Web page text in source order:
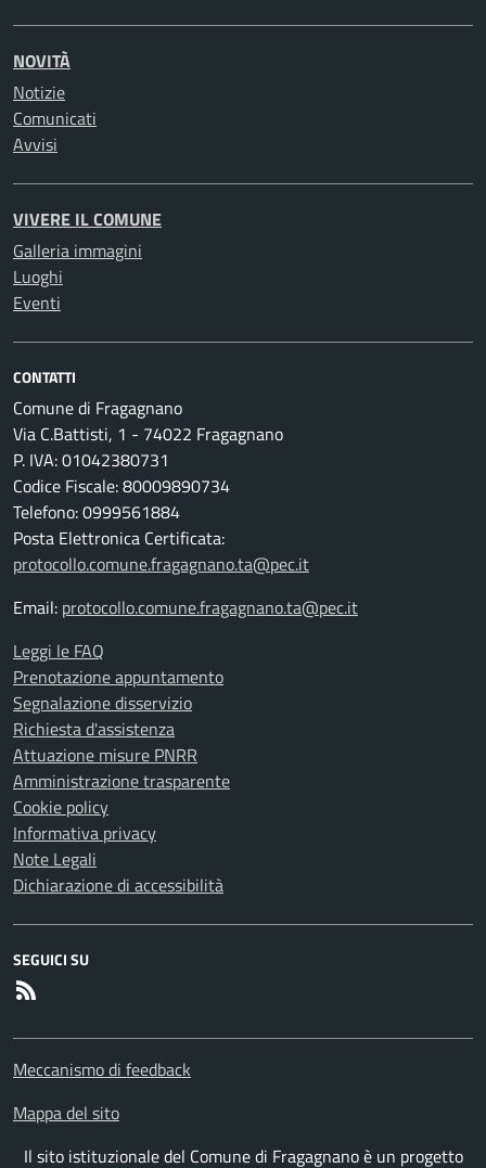
NOVITÀ
Notizie
Comunicati
Avvisi
VIVERE IL COMUNE
Galleria immagini
Luoghi
Eventi
CONTATTI
Comune di Fragagnano
Via C.Battisti, 1 - 74022 Fragagnano
P. IVA: 01042380731
Codice Fiscale: 80009890734
Telefono: 0999561884
Posta Elettronica Certificata:
protocollo.comune.fragagnano.ta@pec.it
Email: protocollo.comune.fragagnano.ta@pec.it
Leggi le FAQ
Prenotazione appuntamento
Segnalazione disservizio
Richiesta d'assistenza
Attuazione misure PNRR
Amministrazione trasparente
Cookie policy
Informativa privacy
Note Legali
Dichiarazione di accessibilità
SEGUICI SU
Meccanismo di feedback
Mappa del sito
Il sito istituzionale del Comune di Fragagnano è un progetto